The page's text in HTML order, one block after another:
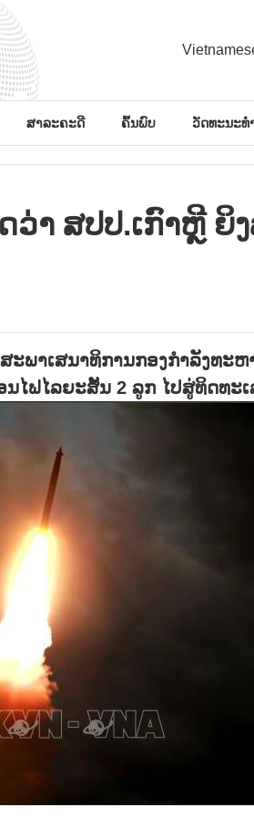
ສາລະຄະດີ ຄົ້ນພົບ ວັດທະນະທ
ວ່າ ສປປ.ເກົາຫຼີ ຍິ
ພາເສນາທິການກອງກໍາລັງທະ
ນໄຟໄລຍະສັ້ນ 2 ລູກ ໄປສູ່ທິດທະ